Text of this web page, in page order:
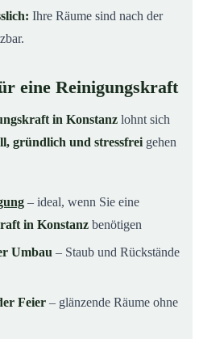
Ihre Räume sind nach der
eine Reinigungskraft
in Konstanz lohnt sich
gründlich und stressfrei gehen
– ideal, wenn Sie eine
in Konstanz benötigen
Umbau – Staub und Rückstände
Feier – glänzende Räume ohne